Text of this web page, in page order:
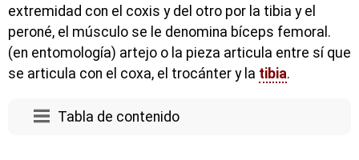
extremidad con el coxis y del otro por la tibia y el
peroné, el músculo se le denomina bíceps femoral.
(en entomología) artejo o la pieza articula entre sí que
se articula con el coxa, el trocánter y la tibia.
Tabla de contenido